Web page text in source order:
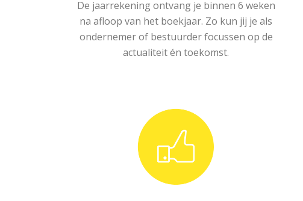
De jaarrekening ontvang je binnen 6 weken
na afloop van het boekjaar. Zo kun jij je als
ondernemer of bestuurder focussen op de
actualiteit én toekomst.